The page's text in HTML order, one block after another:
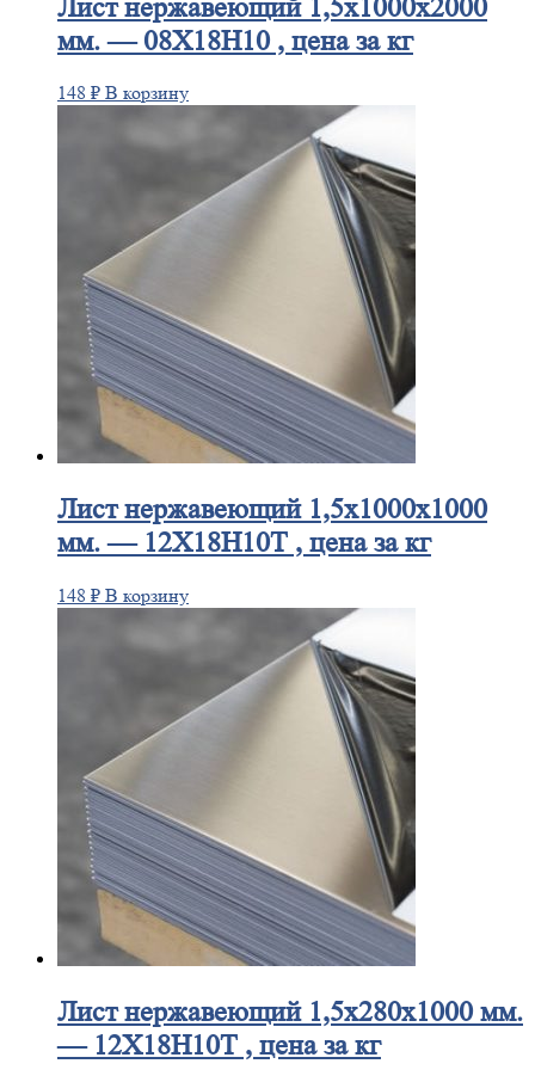
Листнержавеющий 1,5x1000x2000
мм. — 08Х18Н10 , цена за кг
148 ₽ В корзину
Листнержавеющий 1,5x1000x1000
мм. — 12Х18Н10Т , цена за кг
148 ₽ В корзину
Листнержавеющий 1,5x280x1000 мм.
— 12Х18Н10Т , цена за кг